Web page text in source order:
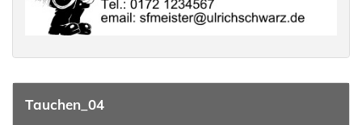
Tauchen_04